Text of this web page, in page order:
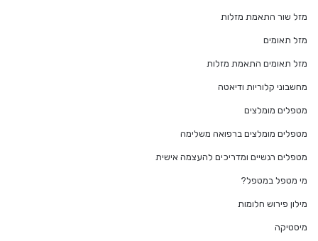
מזל שור התאמת מזלות
מזל תאומים
מזל תאומים התאמת מזלות
מחשבוני קלוריות ודיאטה
מטפלים מומלצים
מטפלים מומלצים ברפואה משלימה
מטפלים רגשיים ומדריכים להעצמה אישית
מי מטפל במטפל?
מילון פירוש חלומות
מיסטיקה